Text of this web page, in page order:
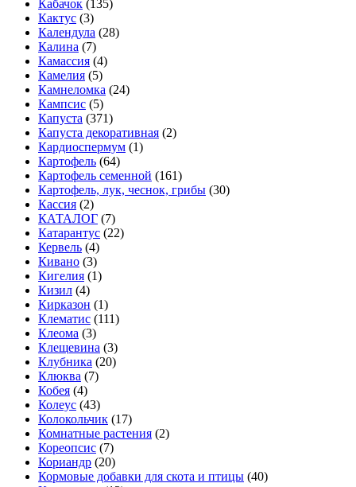
Кабачок (135)
Кактус (3)
Календула (28)
Калина (7)
Камассия (4)
Камелия (5)
Камнеломка (24)
Кампсис (5)
Капуста (371)
Капуста декоративная (2)
Кардиоспермум (1)
Картофель (64)
Картофель семенной (161)
Картофель, лук, чеснок, грибы (30)
Кассия (2)
КАТАЛОГ (7)
Катарантус (22)
Кервель (4)
Кивано (3)
Кигелия (1)
Кизил (4)
Кирказон (1)
Клематис (111)
Клеома (3)
Клещевина (3)
Клубника (20)
Клюква (7)
Кобея (4)
Колеус (43)
Колокольчик (17)
Комнатные растения (2)
Кореопсис (7)
Кориандр (20)
Кормовые добавки для скота и птицы (40)